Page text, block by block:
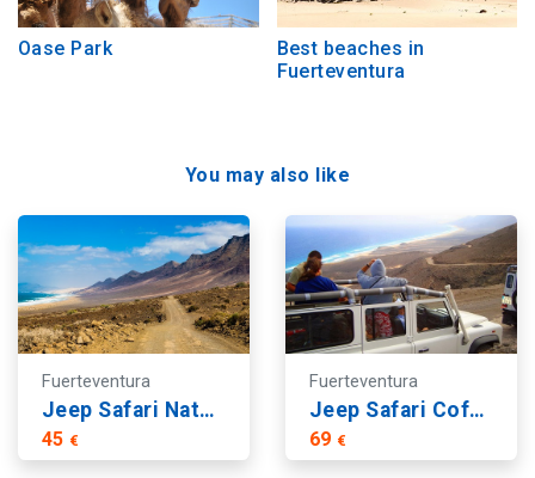
Oase Park
Best beaches in
Fuerteventura
You may also like
Fuerteventura
Jeep Safari Natuurpark Cofete
45 €
Fuerteventura
Jeep Safari Cofete
69 €